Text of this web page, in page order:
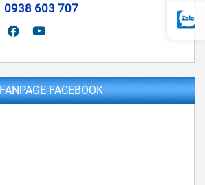
0938 603 707
FANPAGE FACEBOOK